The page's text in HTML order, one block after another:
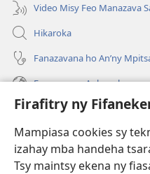
Firafitry ny
Mampiasa cookies sy
izahay mba handeha
Tsy maintsy ekena ny
Video Misy Feo Manazava
Hikaroka
Fanazavana ho An’ny
Fanazavana Ankapobeny
Fanampiana
Fanomezana
(manokatra
rohy)